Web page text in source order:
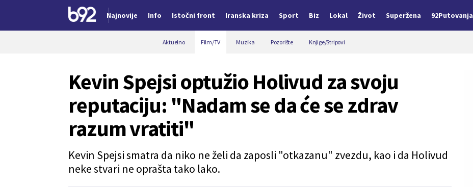
Najnovije Info Istočni front Iranska kriza Sport Biz Lokal Život Superžena 92Putovanja
Aktuelno Film/TV Muzika Pozorište Knjige/Stripovi
Kevin Spejsi optužio Holivud za svoju
reputaciju: "Nadam se da će se zdrav
razum vratiti"
Kevin Spejsi smatra da niko ne želi da zaposli "otkazanu" zvezdu, kao i da Holivud
neke stvari ne oprašta tako lako.